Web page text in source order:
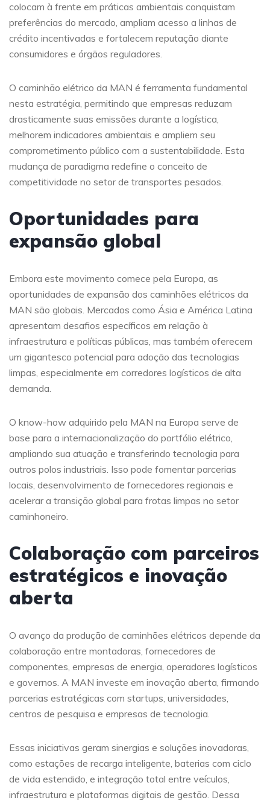
colocam à frente em práticas ambientais conquistam
preferências do mercado, ampliam acesso a linhas de
crédito incentivadas e fortalecem reputação diante
consumidores e órgãos reguladores.
O caminhão elétrico da MAN é ferramenta fundamental
nesta estratégia, permitindo que empresas reduzam
drasticamente suas emissões durante a logística,
melhorem indicadores ambientais e ampliem seu
comprometimento público com a sustentabilidade. Esta
mudança de paradigma redefine o conceito de
competitividade no setor de transportes pesados.
Oportunidades para
expansão global
Embora este movimento comece pela Europa, as
oportunidades de expansão dos caminhões elétricos da
MAN são globais. Mercados como Ásia e América Latina
apresentam desafios específicos em relação à
infraestrutura e políticas públicas, mas também oferecem
um gigantesco potencial para adoção das tecnologias
limpas, especialmente em corredores logísticos de alta
demanda.
O know-how adquirido pela MAN na Europa serve de
base para a internacionalização do portfólio elétrico,
ampliando sua atuação e transferindo tecnologia para
outros polos industriais. Isso pode fomentar parcerias
locais, desenvolvimento de fornecedores regionais e
acelerar a transição global para frotas limpas no setor
caminhoneiro.
Colaboração com parceiros
estratégicos e inovação
aberta
O avanço da produção de caminhões elétricos depende da
colaboração entre montadoras, fornecedores de
componentes, empresas de energia, operadores logísticos
e governos. A MAN investe em inovação aberta, firmando
parcerias estratégicas com startups, universidades,
centros de pesquisa e empresas de tecnologia.
Essas iniciativas geram sinergias e soluções inovadoras,
como estações de recarga inteligente, baterias com ciclo
de vida estendido, e integração total entre veículos,
infraestrutura e plataformas digitais de gestão. Dessa